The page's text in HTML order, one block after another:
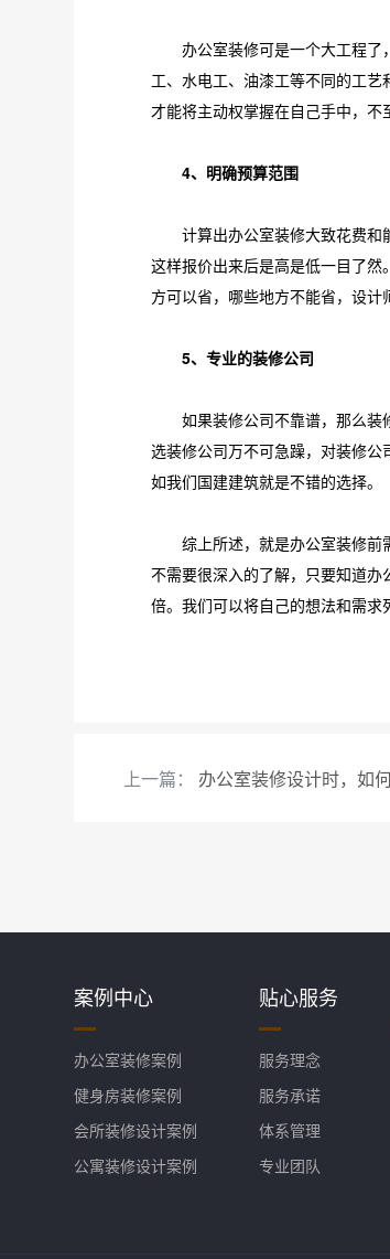
办公室装修可是一个大工程了
工、水电工、油漆工等不同的工艺
才能将主动权掌握在自己手中，不
4、明确预算范围
计算出办公室装修大致花费和能
这样报价出来后是高是低一目了
方可以省，哪些地方不能省，设计
5、专业的装修公司
如果装修公司不靠谱，那么装
选装修公司万不可急躁，对装修
如我们国建建筑就是不错的选择。
综上所述，就是办公室装修前
不需要很深入的了解，只要知道
倍。我们可以将自己的想法和需求
上一篇： 办公室装修设计时，如
案例中心
办公室装修案例
健身房装修案例
会所装修设计案例
公寓装修设计案例
贴心服务
服务理念
服务承诺
体系管理
专业团队